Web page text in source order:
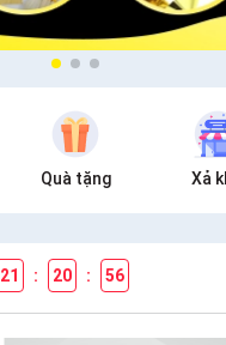
Quà tặng Xả
21 : 20 : 54